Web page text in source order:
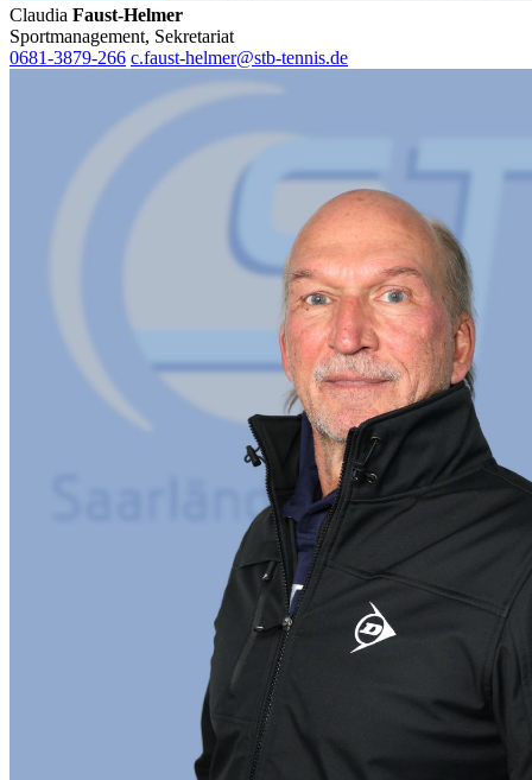
Claudia Faust-Helmer
Sportmanagement, Sekretariat
0681-3879-266 c.faust-helmer@stb-tennis.de